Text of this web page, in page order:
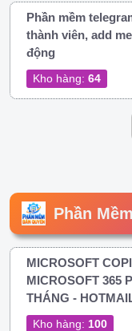
Phần mềm
thành viên, add
động
Kho hàng: 64
Phần
MICROSOFT
MICROSOFT 365
THÁNG -
Kho hàng: 100